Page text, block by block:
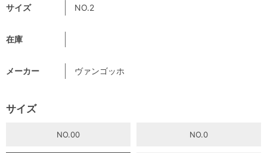
サイズ NO.2
在庫
メーカー ヴァンゴッホ
サイズ
NO.00 NO.0